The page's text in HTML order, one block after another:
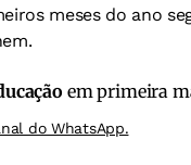
meses do ano
em primeira
do WhatsApp.